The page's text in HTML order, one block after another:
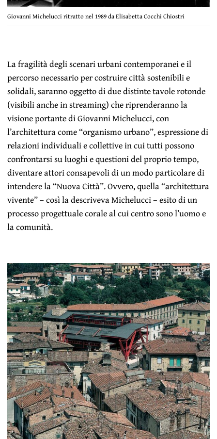
Giovanni Michelucci ritratto nel 1989 da Elisabetta Cocchi Chiostri
La fragilità degli scenari urbani contemporanei e il
percorso necessario per costruire città sostenibili e
solidali, saranno oggetto di due distinte tavole rotonde
(visibili anche in streaming) che riprenderanno la
visione portante di Giovanni Michelucci, con
l’architettura come “organismo urbano”, espressione di
relazioni individuali e collettive in cui tutti possono
confrontarsi su luoghi e questioni del proprio tempo,
diventare attori consapevoli di un modo particolare di
intendere la “Nuova Città”. Ovvero, quella “architettura
vivente” – così la descriveva Michelucci – esito di un
processo progettuale corale al cui centro sono l’uomo e
la comunità.